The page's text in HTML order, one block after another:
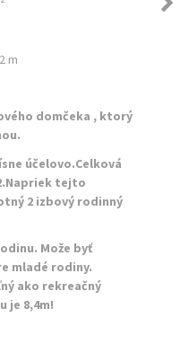
m
domčeka , ktorý
účelovo.Celková
tejto
2 izbový rodinný
Može byť
mladé rodiny.
ako rekreačný
je 8,4m!